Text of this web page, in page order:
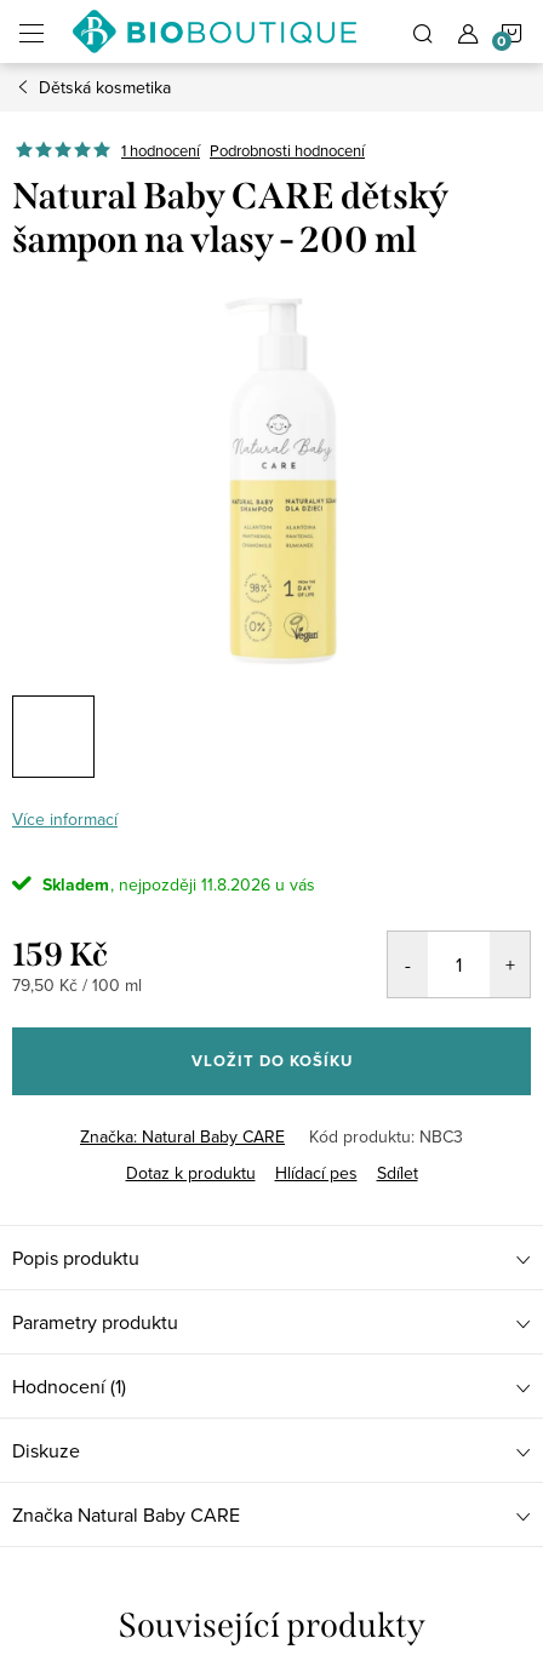
obsah
Dětská kosmetika
1 hodnocení Podrobnosti hodnocení
Natural Baby CARE dětský
šampon na vlasy - 200 ml
Více informací
Skladem 11.8.2026
159 Kč
Měrná
79,50 Kč / 100 ml
VLOŽIT DO KOŠÍKU
Značka: Natural Baby CARE Kód produktu: NBC3
Dotaz k produktu
Hlídací pes Sdílet
Popis produktu
Parametry produktu
Hodnocení (1)
Diskuze
Značka Natural Baby CARE
Související produkty